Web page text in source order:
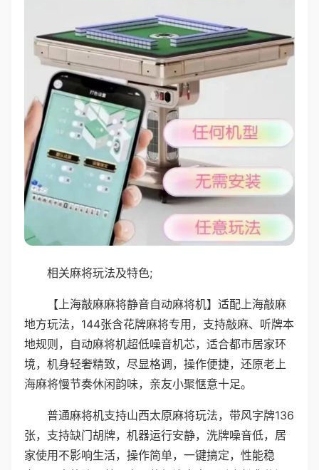
相关麻将玩法及特色;
【上海敲麻麻将静音自动麻将机】适配上海敲麻
地方玩法，144张含花牌麻将专用，支持敲麻、听牌本
地规则，自动麻将机超低噪音机芯，适合都市居家环
境，机身轻奢精致，尽显格调，操作便捷，还原老上
海麻将慢节奏休闲韵味，亲友小聚惬意十足。
普通麻将机支持山西太原麻将玩法，带风字牌136
张，支持缺门胡牌，机器运行安静，洗牌噪音低，居
家使用不影响生活，操作简单，一键搞定，性能稳